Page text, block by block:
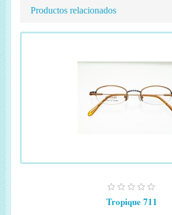
Productos relacionados
Tropique 711